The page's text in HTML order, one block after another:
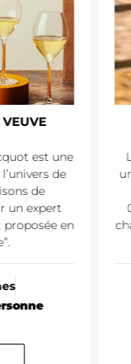
PIPER-
est
l’univers
de
un expert
en